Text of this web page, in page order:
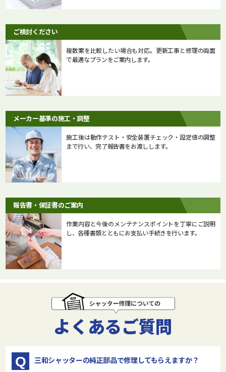
ご検討ください
複数案を比較したい場合も対応。更新工事と修理の両面
で最適なプランをご案内します。
メーカー基準の施工・調整
施工後は動作テスト・安全装置チェック・設定値の調整
まで行い、完了報告書をお渡しします。
報告書・保証書のご案内
作業内容と今後のメンテナンスポイントを丁寧にご説明
し、各種書類とともにお支払い手続きを行います。
よくあるご質問
Q 三和シャッターの純正部品で修理してもらえますか？